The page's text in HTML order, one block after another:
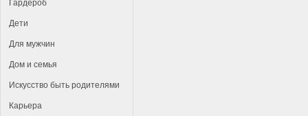
Гардероб
Дети
Для мужчин
Дом и семья
Искусство быть родителями
Карьера